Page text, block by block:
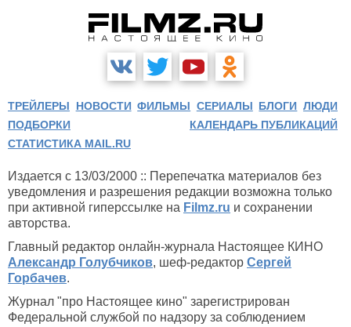
ТРЕЙЛЕРЫ НОВОСТИ ФИЛЬМЫ СЕРИАЛЫ БЛОГИ ЛЮДИ
ПОДБОРКИ
КАЛЕНДАРЬ ПУБЛИКАЦИЙ
СТАТИСТИКА MAIL.RU
Издается с 13/03/2000 :: Перепечатка материалов без
уведомления и разрешения редакции возможна только
при активной гиперссылке на Filmz.ru и сохранении
авторства.
Главный редактор онлайн-журнала Настоящее КИНО
Александр Голубчиков, шеф-редактор Сергей
Горбачев.
Журнал "про Настоящее кино" зарегистрирован
Федеральной службой по надзору за соблюдением